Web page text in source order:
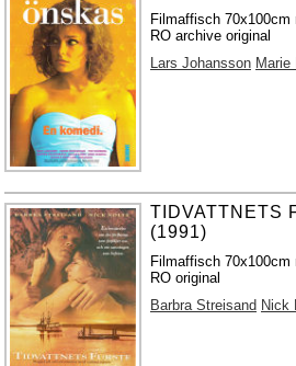
Filmaffisch 70x100cm
RO archive original
Lars Johansson Marie
TIDVATTNETS
(1991)
Filmaffisch 70x100cm
RO original
Barbra Streisand Nick